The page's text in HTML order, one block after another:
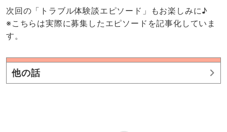
次回の「トラブル体験談エピソード」もお楽しみに♪
※こちらは実際に募集したエピソードを記事化していま
す。
他の話